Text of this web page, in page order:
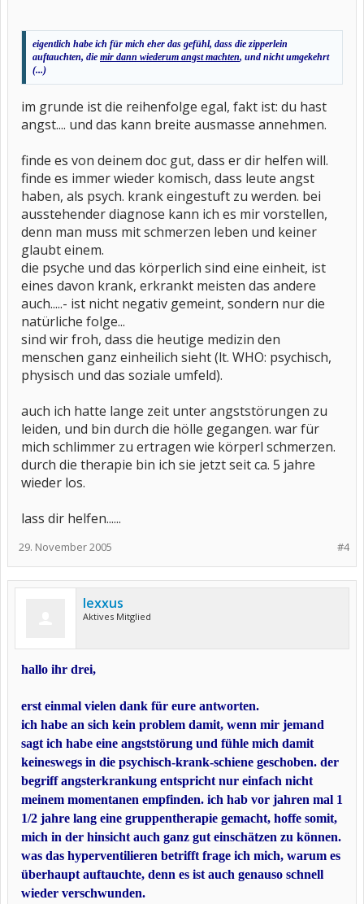
eigentlich habe ich für mich eher das gefühl, dass die zipperlein
auftauchten, die mir dann wiederum angst machten, und nicht umgekehrt
(...)
im grunde ist die reihenfolge egal, fakt ist: du hast
angst.... und das kann breite ausmasse annehmen.
finde es von deinem doc gut, dass er dir helfen will.
finde es immer wieder komisch, dass leute angst
haben, als psych. krank eingestuft zu werden. bei
ausstehender diagnose kann ich es mir vorstellen,
denn man muss mit schmerzen leben und keiner
glaubt einem.
die psyche und das körperlich sind eine einheit, ist
eines davon krank, erkrankt meisten das andere
auch.....- ist nicht negativ gemeint, sondern nur die
natürliche folge...
sind wir froh, dass die heutige medizin den
menschen ganz einheilich sieht (lt. WHO: psychisch,
physisch und das soziale umfeld).
auch ich hatte lange zeit unter angststörungen zu
leiden, und bin durch die hölle gegangen. war für
mich schlimmer zu ertragen wie körperl schmerzen.
durch die therapie bin ich sie jetzt seit ca. 5 jahre
wieder los.
lass dir helfen......
#4
29. November 2005
lexxus
Aktives Mitglied
hallo ihr drei,
erst einmal vielen dank für eure antworten.
ich habe an sich kein problem damit, wenn mir jemand
sagt ich habe eine angststörung und fühle mich damit
keineswegs in die psychisch-krank-schiene geschoben. der
begriff angsterkrankung entspricht nur einfach nicht
meinem momentanen empfinden. ich hab vor jahren mal 1
1/2 jahre lang eine gruppentherapie gemacht, hoffe somit,
mich in der hinsicht auch ganz gut einschätzen zu können.
was das hyperventilieren betrifft frage ich mich, warum es
überhaupt auftauchte, denn es ist auch genauso schnell
wieder verschwunden.